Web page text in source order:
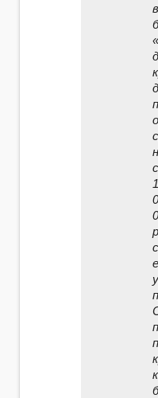
в
1
с